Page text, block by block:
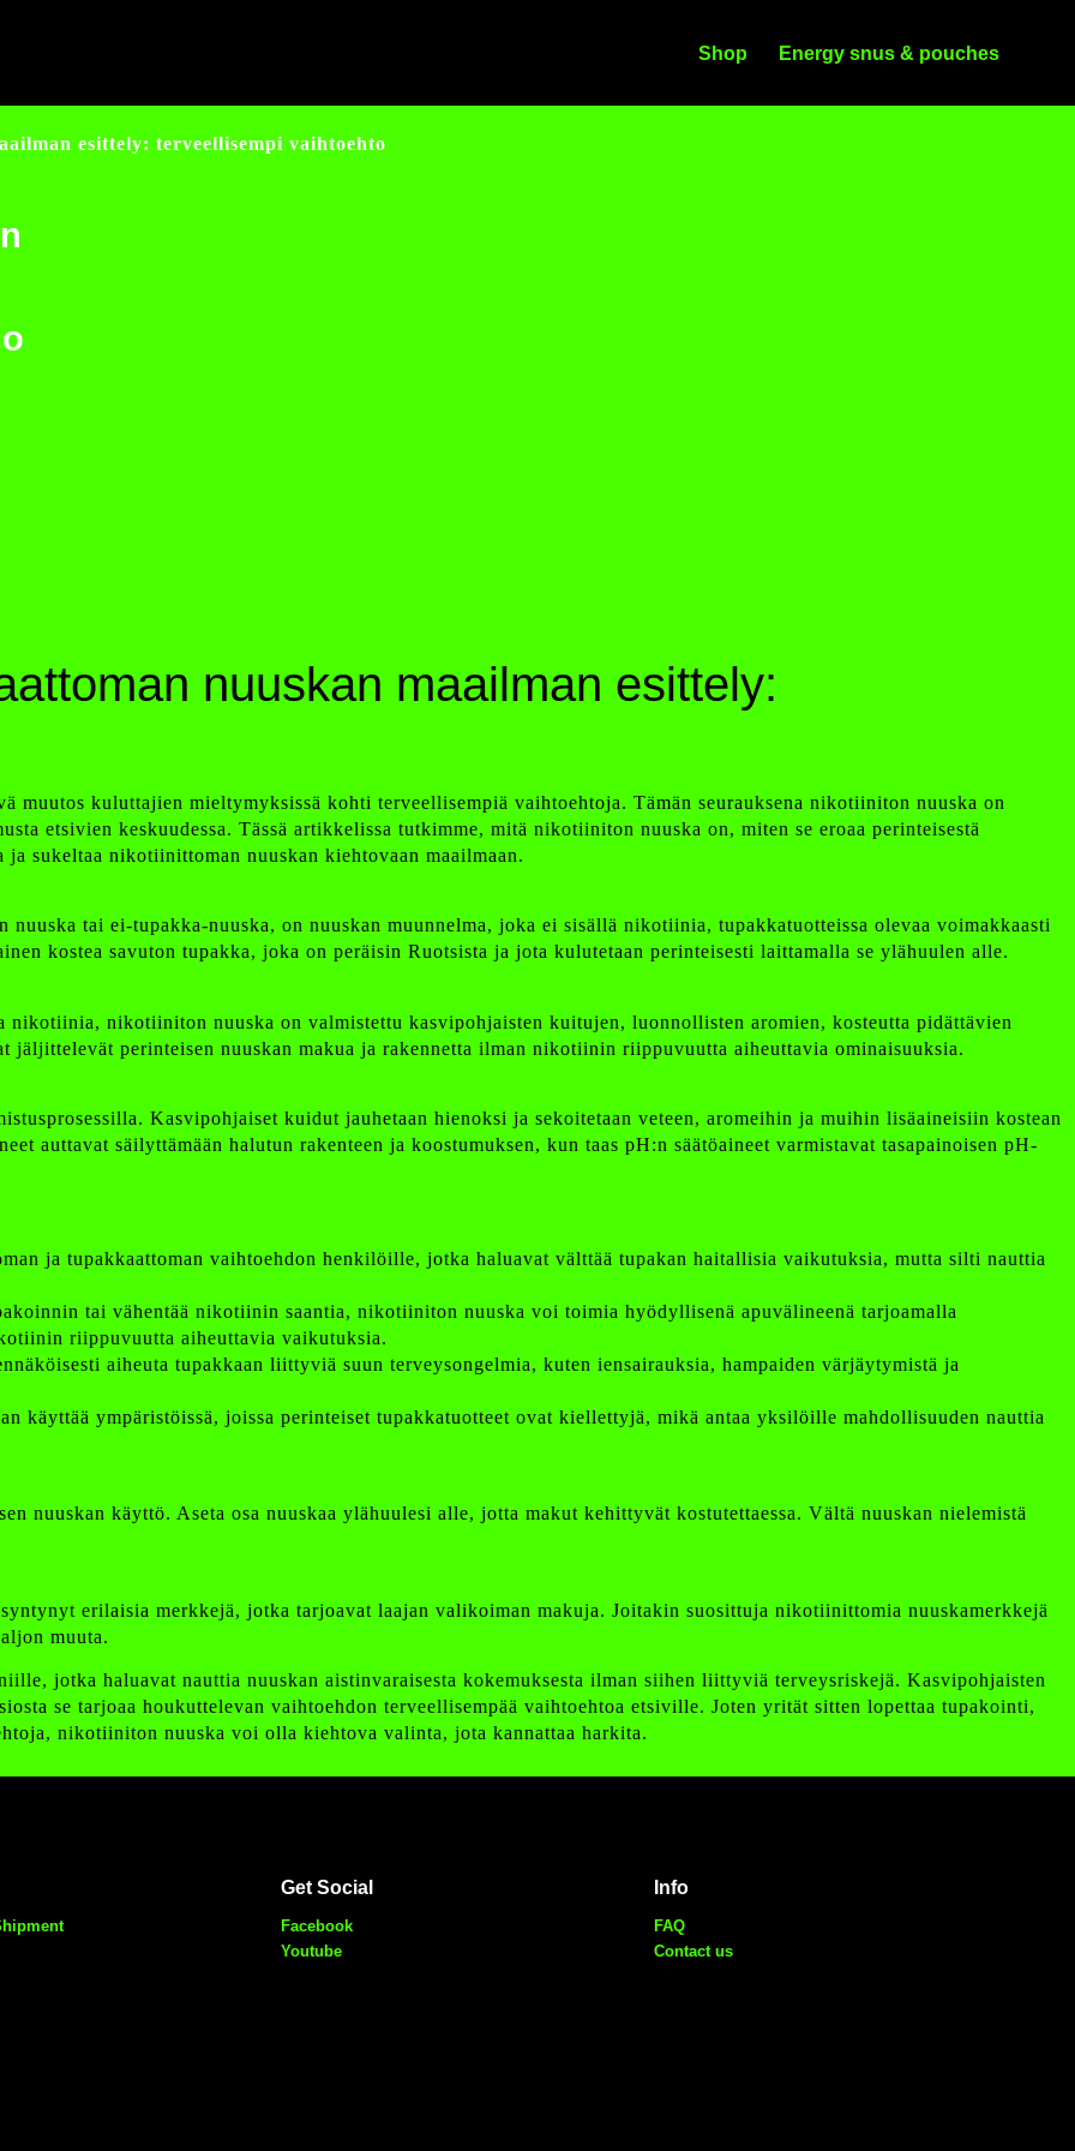
Shop Energy snus & pouches
esittely: terveellisempi vaihtoehto
nuuskan maailman esittely:
muutos kuluttajien mieltymyksissä kohti terveellisempiä vaihtoehtoja. Tämän seurauksena nikotiiniton nuuska on
etsivien keskuudessa. Tässä artikkelissa tutkimme, mitä nikotiiniton nuuska on, miten se eroaa perinteisestä
sukeltaa nikotiinittoman nuuskan kiehtovaan maailmaan.
tai ei-tupakka-nuuska, on nuuskan muunnelma, joka ei sisällä nikotiinia, tupakkatuotteissa olevaa voimakkaasti
kostea savuton tupakka, joka on peräisin Ruotsista ja jota kulutetaan perinteisesti laittamalla se ylähuulen alle.
nikotiinia, nikotiiniton nuuska on valmistettu kasvipohjaisten kuitujen, luonnollisten aromien, kosteutta pidättävien
jäljittelevät perinteisen nuuskan makua ja rakennetta ilman nikotiinin riippuvuutta aiheuttavia ominaisuuksia.
Kasvipohjaiset kuidut jauhetaan hienoksi ja sekoitetaan veteen, aromeihin ja muihin lisäaineisiin kostean
auttavat säilyttämään halutun rakenteen ja koostumuksen, kun taas pH:n säätöaineet varmistavat tasapainoisen pH-
ja tupakkaattoman vaihtoehdon henkilöille, jotka haluavat välttää tupakan haitallisia vaikutuksia, mutta silti nauttia
tai vähentää nikotiinin saantia, nikotiiniton nuuska voi toimia hyödyllisenä apuvälineenä tarjoamalla
riippuvuutta aiheuttavia vaikutuksia.
aiheuta tupakkaan liittyviä suun terveysongelmia, kuten iensairauksia, hampaiden värjäytymistä ja
käyttää ympäristöissä, joissa perinteiset tupakkatuotteet ovat kiellettyjä, mikä antaa yksilöille mahdollisuuden nauttia
nuuskan käyttö. Aseta osa nuuskaa ylähuulesi alle, jotta makut kehittyvät kostutettaessa. Vältä nuuskan nielemistä
erilaisia merkkejä, jotka tarjoavat laajan valikoiman makuja. Joitakin suosittuja nikotiinittomia nuuskamerkkejä
muuta.
jotka haluavat nauttia nuuskan aistinvaraisesta kokemuksesta ilman siihen liittyviä terveysriskejä. Kasvipohjaisten
se tarjoaa houkuttelevan vaihtoehdon terveellisempää vaihtoehtoa etsiville. Joten yrität sitten lopettaa tupakointi,
nikotiiniton nuuska voi olla kiehtova valinta, jota kannattaa harkita.
Get Social
Facebook
Youtube
Info
FAQ
Contact us